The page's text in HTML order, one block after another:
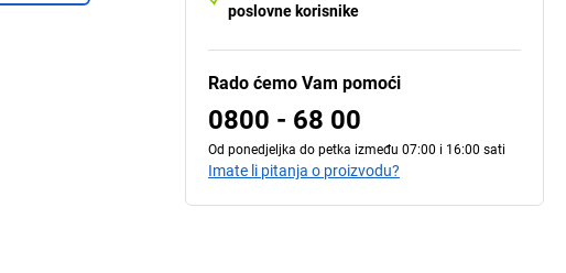
poslovne korisnike
Rado ćemo Vam pomoći
0800 - 68 00
Od ponedjeljka do petka između 07:00 i 16:00 sati
Imate li pitanja o proizvodu?